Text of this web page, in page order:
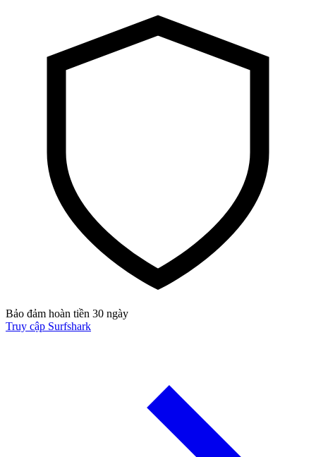
Bảo đảm hoàn tiền 30 ngày
Truy cập Surfshark